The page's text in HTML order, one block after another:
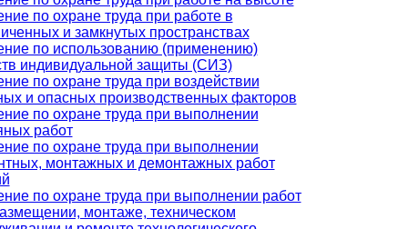
по охране труда при работе в
и замкнутых пространствах
по использованию (применению)
индивидуальной защиты (СИЗ)
по охране труда при воздействии
и опасных производственных факторов
по охране труда при выполнении
работ
по охране труда при выполнении
монтажных и демонтажных работ
по охране труда при выполнении работ
монтаже, техническом